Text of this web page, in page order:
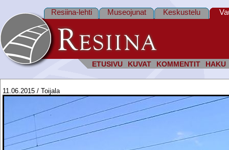
ETUSIVU KUVAT KOMMENTIT HAKU
Resiina-lehti Museojunat Keskustelu
11.06.2015 / Toijala